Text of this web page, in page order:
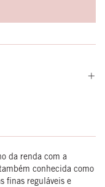
da renda com a
conhecida como
finas reguláveis e